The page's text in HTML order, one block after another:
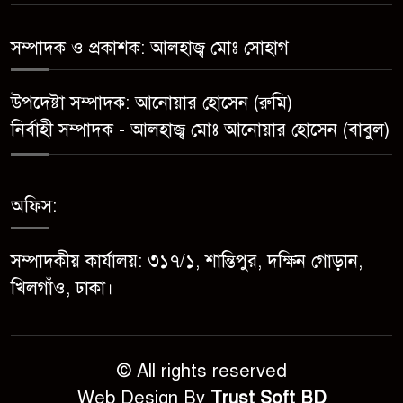
সেনবাগে বাবা গ্রেপ্তার
৭
সোনাতলা পৌরসভার উপ-সহকারী
প্রকৌশলীর বিরুদ্ধে সাংবাদিকের
অভিযোগ,তদন্তের আশ্বাস প্রশাসকের
৮
মৃত্যুদণ্ড, বর্ষা হত্যা মামলায়
সাক্ষ্যগ্রহণ শুরু
৯
অর্থ বছরের বাজেট ঘোষণা
সম্পাদক ও প্রকাশক: আলহাজ্ব মোঃ সোহাগ
উপদেষ্টা সম্পাদক: আনোয়ার হোসেন (রুমি)
নির্বাহী সম্পাদক - আলহাজ্ব মোঃ আনোয়ার হোসেন (বাবুল)
অফিস:
সম্পাদকীয় কার্যালয়: ৩১৭/১, শান্তিপুর, দক্ষিন গোড়ান,
খিলগাঁও, ঢাকা।
© All rights reserved
Web Design By Trust Soft BD